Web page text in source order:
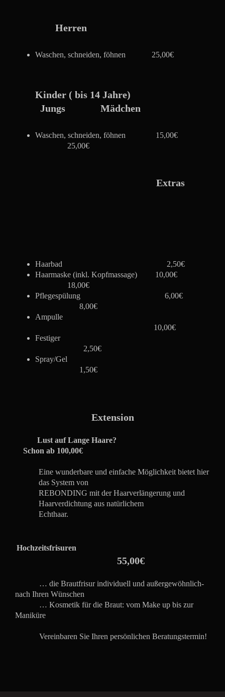
Herren
Waschen, schneiden, föhnen 25,00€
Kinder ( bis 14 Jahre)
Jungs Mädchen
Waschen, schneiden, föhnen
15,00€
25,00€
Extras
Haarbad
2,50€
Haarmaske (inkl. Kopfmassage)
10,00€
18,00€
Pflegespülung
6,00€
8,00€
Ampulle
10,00€
Festiger
2,50€
Spray/Gel
1,50€
Extension
Lust auf Lange Haare?
Schon ab 100,00€
Eine wunderbare und einfache Möglichkeit bietet hier
das System von
REBONDING mit der Haarverlängerung und
Haarverdichtung aus natürlichem
Echthaar.
Hochzeitsfrisuren
55,00€
… die Brautfrisur individuell und außergewöhnlich-
nach Ihren Wünschen
… Kosmetik für die Braut: vom Make up bis zur
Maniküre
Vereinbaren Sie Ihren persönlichen Beratungstermin!